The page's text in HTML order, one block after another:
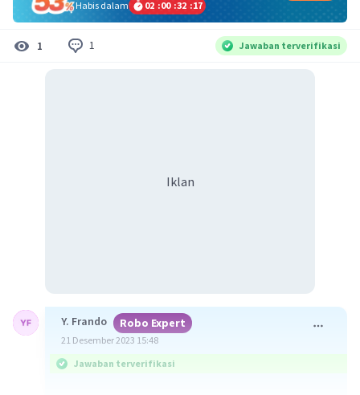
Habis dalam
02 :00 :32 :17
1 1 Jawaban terverifikasi
Iklan
Y. Frando Robo Expert
21 Desember 2023 15:48
Jawaban terverifikasi